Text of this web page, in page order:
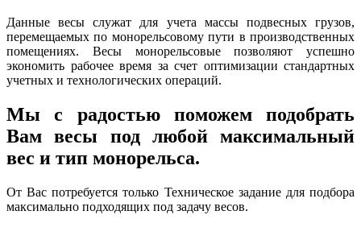
Данные весы служат для учета массы подвесных грузов,
перемещаемых по монорельсовому пути в производственных
помещениях. Весы монорельсовые позволяют успешно
экономить рабочее время за счет оптимизации стандартных
учетных и технологических операций.
Мы с радостью поможем подобрать
Вам весы под любой максимальный
вес и тип монорельса.
От Вас потребуется только Техническое задание для подбора
максимально подходящих под задачу весов.